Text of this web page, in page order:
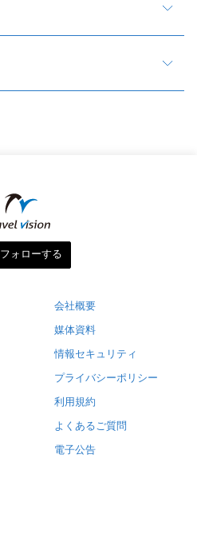
フォローする
会社概要
媒体資料
情報セキュリティ
プライバシーポリシー
利用規約
よくあるご質問
電子公告